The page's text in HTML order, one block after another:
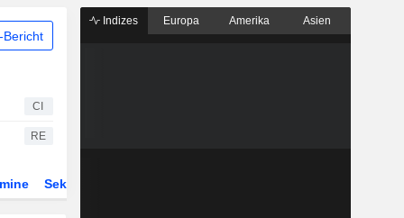
Bericht
CI
RE
Sektor
Indizes Europa Amerika Asien